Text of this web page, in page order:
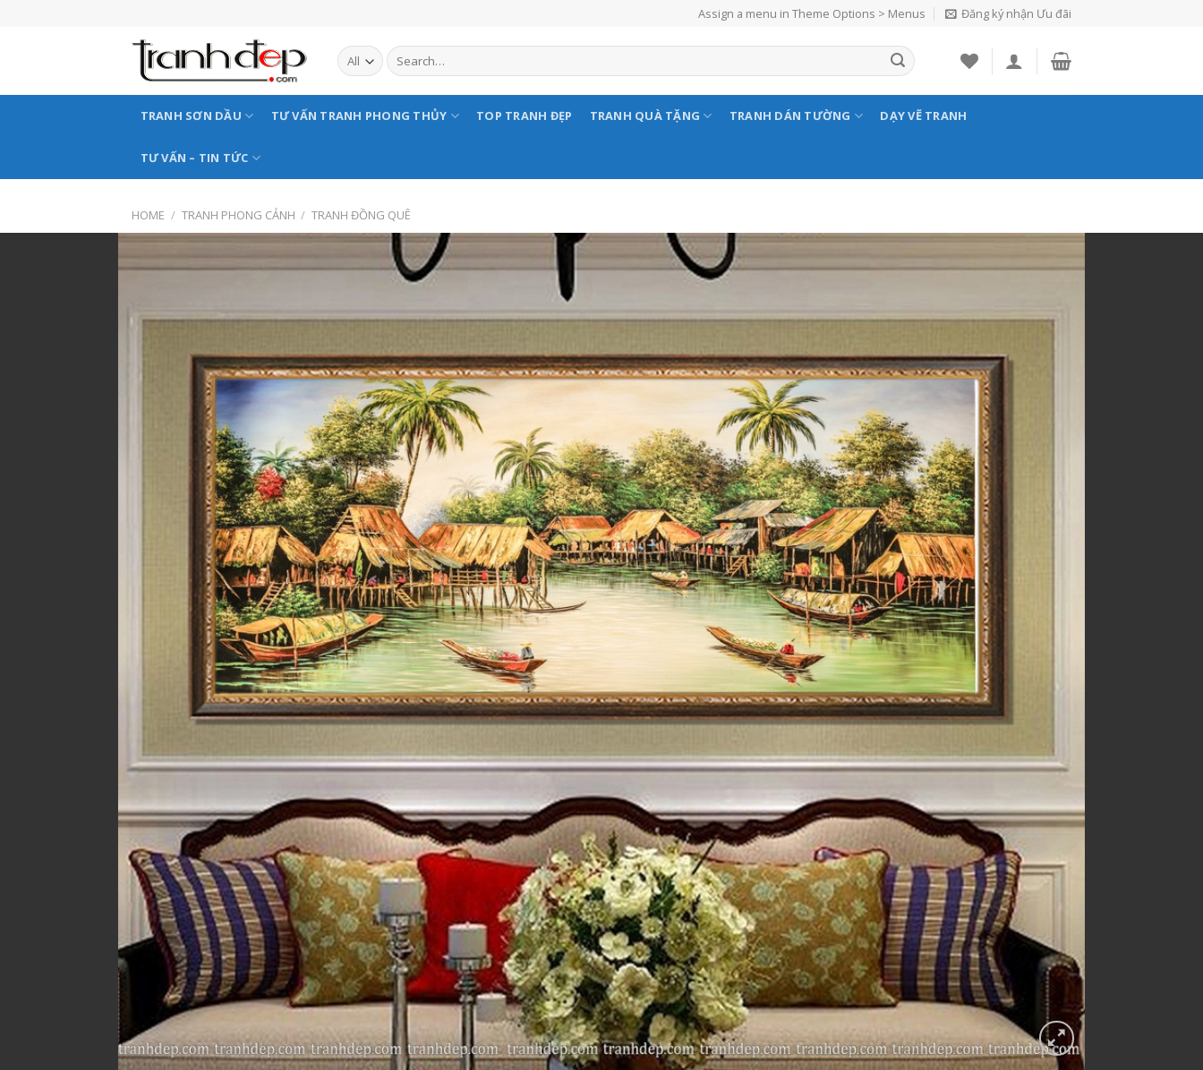
Assign a menu in Theme Options > Menus Đăng ký nhận Ưu đãi
TRANH SƠN DẦU TƯ VẤN TRANH PHONG THỦY TOP TRANH ĐẸP TRANH QUÀ TẶNG TRANH DÁN TƯỜNG DẠY VẼ TRANH
TƯ VẤN – TIN TỨC
HOME / TRANH PHONG CẢNH / TRANH ĐỒNG QUÊ